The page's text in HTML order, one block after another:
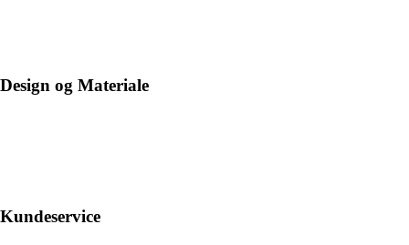
Design og Materiale
Kundeservice